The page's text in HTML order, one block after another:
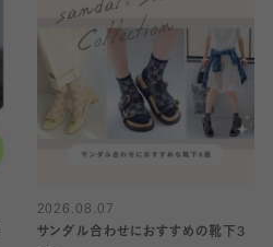
2026.08.07
サンダル合わせにおすすめの靴下3